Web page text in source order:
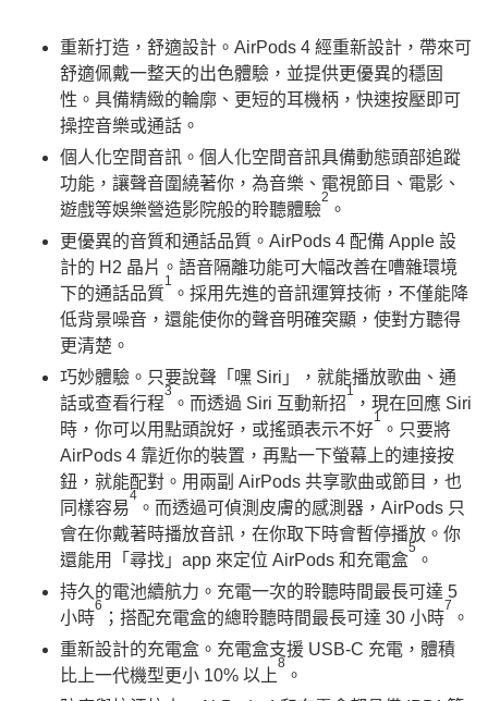
重新打造，舒適設計。AirPods 4 經重新設計，帶來可
舒適佩戴一整天的出色體驗，並提供更優異的穩固
性。具備精緻的輪廓、更短的耳機柄，快速按壓即可
操控音樂或通話。
個人化空間音訊。個人化空間音訊具備動態頭部追蹤
功能，讓聲音圍繞著你，為音樂、電視節目、電影、
遊戲等娛樂營造影院般的聆聽體驗
2
。
更優異的音質和通話品質。AirPods 4 配備 Apple 設
計的 H2 晶片。語音隔離功能可大幅改善在嘈雜環境
下的通話品質
1
。採用先進的音訊運算技術，不僅能降
低背景噪音，還能使你的聲音明確突顯，使對方聽得
更清楚。
巧妙體驗。只要說聲「嘿 Siri」，就能播放歌曲、通
話或查看行程
3
。而透過 Siri 互動新招
1
，現在回應 Siri
時，你可以用點頭說好，或搖頭表示不好
1
。只要將
AirPods 4 靠近你的裝置，再點一下螢幕上的連接按
鈕，就能配對。用兩副 AirPods 共享歌曲或節目，也
同樣容易
4
。而透過可偵測皮膚的感測器，AirPods 只
會在你戴著時播放音訊，在你取下時會暫停播放。你
還能用「尋找」app 來定位 AirPods 和充電盒
5
。
持久的電池續航力。充電一次的聆聽時間最長可達 5
小時
6
；搭配充電盒的總聆聽時間最長可達 30 小時
7
。
重新設計的充電盒。充電盒支援 USB‑C 充電，體積
比上一代機型更小 10% 以上
8
。